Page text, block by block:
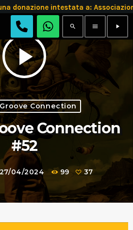
intestata a: Associazione
search menu play_arrow
play_arrow
Connection
Connection
#52
27/04/2024 99 37